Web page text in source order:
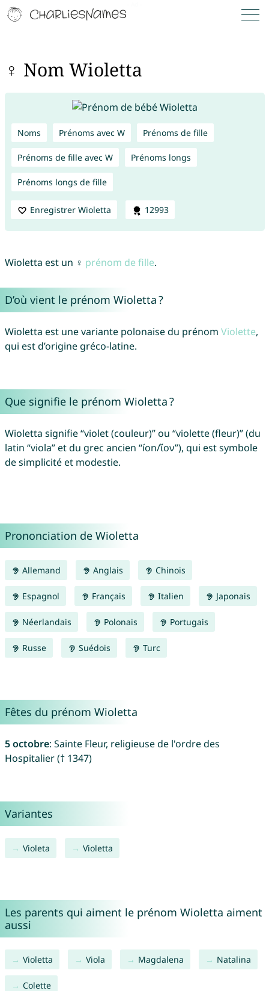
♀ Nom Wioletta
Noms Prénoms avec W Prénoms de fille
Prénoms de fille avec W Prénoms longs
Prénoms longs de fille
Enregistrer Wioletta 12993
Wioletta est un ♀ prénom de fille.
D’où vient le prénom Wioletta ?
Wioletta est une variante polonaise du prénom Violette,
qui est d’origine gréco-latine.
Que signifie le prénom Wioletta ?
Wioletta signifie “violet (couleur)” ou “violette (fleur)” (du
latin “viola” et du grec ancien “íon/ἴον”), qui est symbole
de simplicité et modestie.
Prononciation de Wioletta
Allemand Anglais Chinois
Espagnol Français Italien Japonais
Néerlandais Polonais Portugais
Russe Suédois Turc
Fêtes du prénom Wioletta
5 octobre: Sainte Fleur, religieuse de l'ordre des
Hospitalier († 1347)
Variantes
Violeta Violetta
Les parents qui aiment le prénom Wioletta aiment
aussi
Violetta Viola Magdalena Natalina
Colette